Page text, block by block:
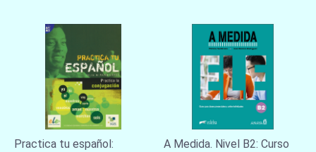
Practica tu español:
A Medida. Nivel B2: Curso